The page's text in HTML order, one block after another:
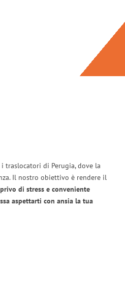
traslocatori di Perugia, dove la
Il nostro obiettivo è rendere il
di stress e conveniente
aspettarti con ansia la tua